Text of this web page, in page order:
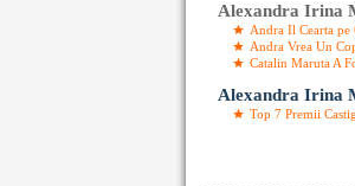
Alexandra Irina
Andra Il Cearta pe
Andra Vrea Un
Catalin Maruta A
Alexandra Irina
Top 7 Premii